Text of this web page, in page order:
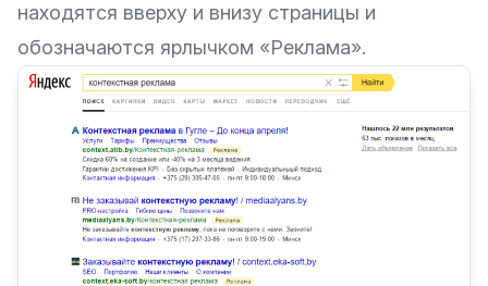
находятся вверху и внизу страницы и
обозначаются ярлычком «Реклама».